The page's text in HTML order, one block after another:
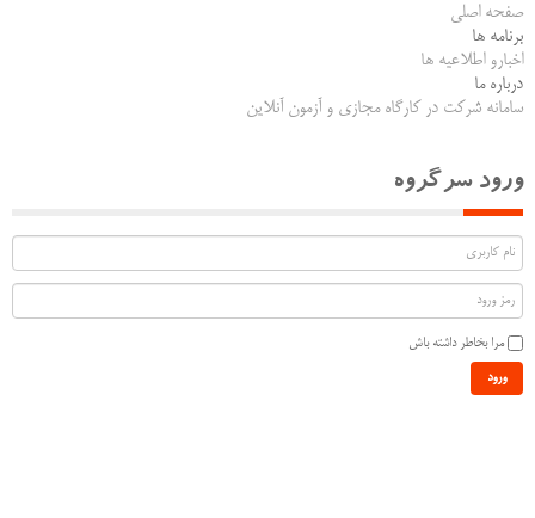
صفحه اصلی
برنامه ها
اخبارو اطلاعیه ها
درباره ما
سامانه شرکت در کارگاه مجازی و آزمون آنلاین
ورود سرگروه
مرا بخاطر داشته باش
ورود